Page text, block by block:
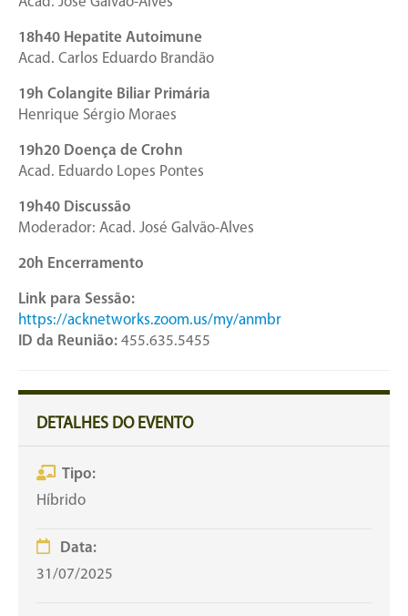
18h40 Hepatite Autoimune
Acad. Carlos Eduardo Brandão
19h Colangite Biliar Primária
Henrique Sérgio Moraes
19h20 Doença de Crohn
Acad. Eduardo Lopes Pontes
19h40 Discussão
Moderador: Acad. José Galvão-Alves
20h Encerramento
Link para Sessão:
https://acknetworks.zoom.us/my/anmbr
ID da Reunião: 455.635.5455
DETALHES DO EVENTO
Tipo:
Híbrido
Data:
31/07/2025